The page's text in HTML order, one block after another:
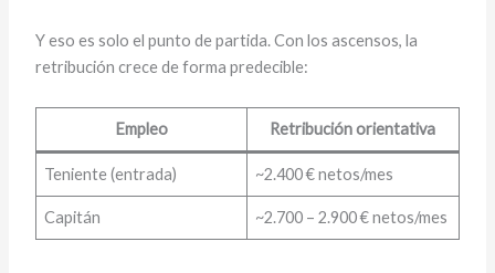
Y eso es solo el punto de partida. Con los ascensos, la
retribución crece de forma predecible:
Empleo Retribución orientativa
Teniente (entrada) ~2.400 € netos/mes
Capitán ~2.700 – 2.900 € netos/mes